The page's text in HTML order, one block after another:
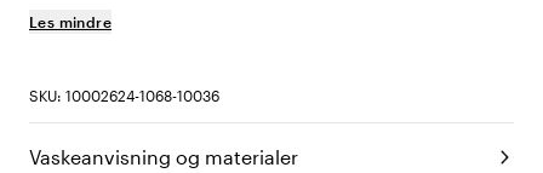
Les mindre
SKU: 10002624-1068-10036
Vaskeanvisning og materialer